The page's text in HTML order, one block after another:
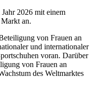
2026 mit einem
an.
von Frauen an
und internationaler
voran. Darüber
von Frauen an
des Weltmarktes